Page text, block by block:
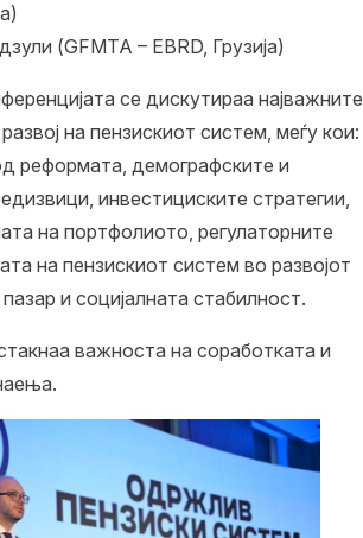
(GFMTA – EBRD, Грузија)
се дискутираа најважните
на пензискиот систем, меѓу кои:
реформата, демографските и
инвестициските стратегии,
на портфолиото, регулаторните
на пензискиот систем во развојот
и социјалната стабилност.
важноста на соработката и